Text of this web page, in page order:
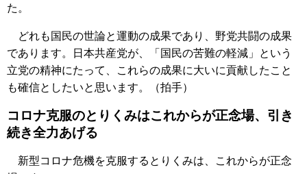
た。
どれも国民の世論と運動の成果であり、野党共闘の成果
であります。日本共産党が、「国民の苦難の軽減」という
立党の精神にたって、これらの成果に大いに貢献したこと
も確信としたいと思います。（拍手）
コロナ克服のとりくみはこれからが正念場、引き
続き全力あげる
新型コロナ危機を克服するとりくみは、これからが正念